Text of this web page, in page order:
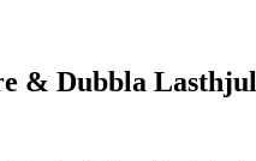
& Dubbla Lasthjul